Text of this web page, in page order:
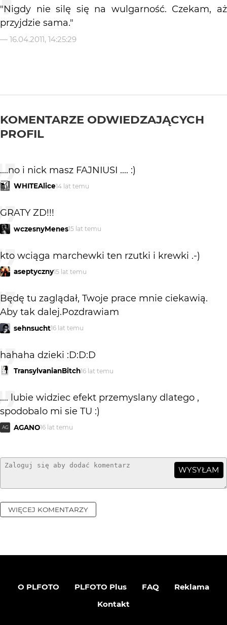
"Nigdy nie silę się na wulgarność. Czekam, aż
przyjdzie sama."
— 16.04.2011, 14:25:29
KOMENTARZE ODWIEDZAJĄCYCH
PROFIL
....no i nick masz FAJNIUSI .... :)
WHITEAlice14 lat temu
GRATY ZD!!!
wczesnyMenes15 lat temu
kto wciąga marchewki ten rzutki i krewki .-)
aseptyczny15 lat temu
Będę tu zaglądał, Twoje prace mnie ciekawią.
Aby tak dalej.Pozdrawiam
sehnsucht16 lat temu
hahaha dzieki :D:D:D
TransylvanianBitch16 lat temu
.... lubie widziec efekt przemyslany dlatego ,
spodobalo mi sie TU :)
AG AGANO16 lat temu
WYSYŁAM
WIĘCEJ KOMENTARZY
O PLFOTO PLFOTO Plus FAQ
Reklama
Kontakt